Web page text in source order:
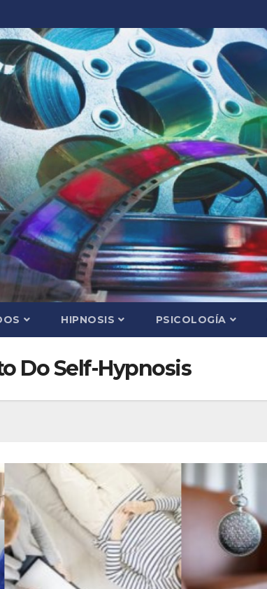
HIPNOSIS PSICOLOGÍA
Do Self-Hypnosis